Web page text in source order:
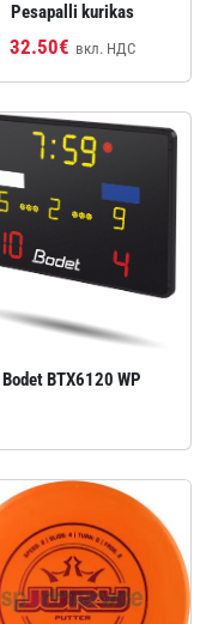
Pesapalli kurikas
32.50€ вкл. НДС
Bodet BTX6120 WP